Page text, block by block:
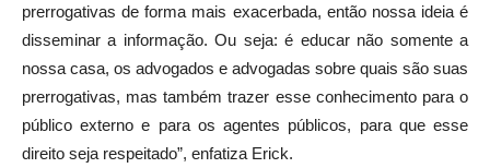
prerrogativas de forma mais exacerbada, então nossa ideia é
disseminar a informação. Ou seja: é educar não somente a
nossa casa, os advogados e advogadas sobre quais são suas
prerrogativas, mas também trazer esse conhecimento para o
público externo e para os agentes públicos, para que esse
direito seja respeitado”, enfatiza Erick.